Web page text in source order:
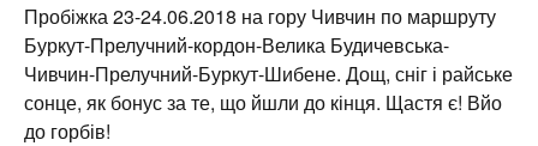
Пробіжка 23-24.06.2018 на гору Чивчин по маршруту
Буркут-Прелучний-кордон-Велика Будичевська-
Чивчин-Прелучний-Буркут-Шибене. Дощ, сніг і райське
сонце, як бонус за те, що йшли до кінця. Щастя є! Вйо
до горбів!